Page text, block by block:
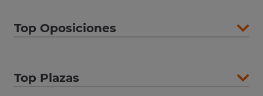
Top Oposiciones
Top Plazas